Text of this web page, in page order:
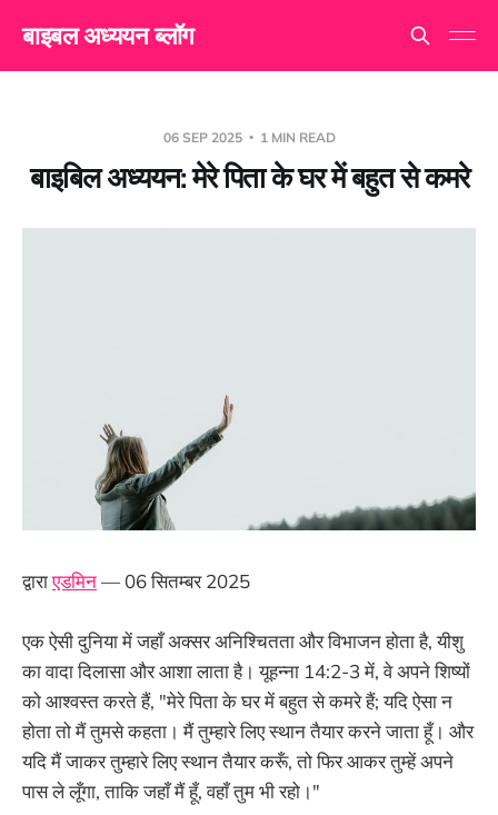
बाइबल अध्ययन ब्लॉग
06 SEP 2025 1 MIN READ
बाइबिल अध्ययन: मेरे पिता के घर में बहुत से कमरे
द्वाराएडमिन— 06 सितम्बर 2025
एक ऐसी दुनिया में जहाँ अक्सर अनिश्चितता और विभाजन होता है, यीशु
का वादा दिलासा और आशा लाता है। यूहन्ना 14:2-3 में, वे अपने शिष्यों
को आश्वस्त करते हैं, "मेरे पिता के घर में बहुत से कमरे हैं; यदि ऐसा न
होता तो मैं तुमसे कहता। मैं तुम्हारे लिए स्थान तैयार करने जाता हूँ। और
यदि मैं जाकर तुम्हारे लिए स्थान तैयार करूँ, तो फिर आकर तुम्हें अपने
पास ले लूँगा, ताकि जहाँ मैं हूँ, वहाँ तुम भी रहो।"